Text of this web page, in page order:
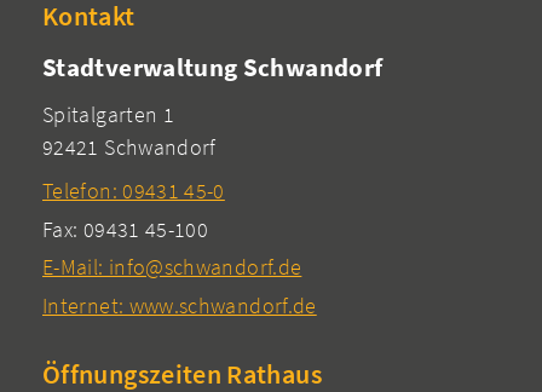
Kontakt
Stadtverwaltung Schwandorf
Spitalgarten 1
92421 Schwandorf
Telefon: 09431 45-0
Fax: 09431 45-100
E-Mail: info@schwandorf.de
Internet: www.schwandorf.de
Öffnungszeiten Rathaus